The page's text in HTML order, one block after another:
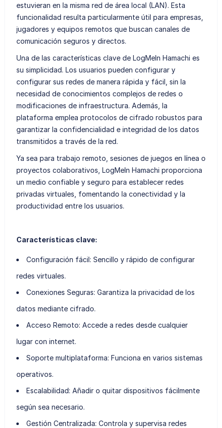
estuvieran en la misma red de área local (LAN). Esta
funcionalidad resulta particularmente útil para empresas,
jugadores y equipos remotos que buscan canales de
comunicación seguros y directos.
Una de las características clave de LogMeIn Hamachi es
su simplicidad. Los usuarios pueden configurar y
configurar sus redes de manera rápida y fácil, sin la
necesidad de conocimientos complejos de redes o
modificaciones de infraestructura. Además, la
plataforma emplea protocolos de cifrado robustos para
garantizar la confidencialidad e integridad de los datos
transmitidos a través de la red.
Ya sea para trabajo remoto, sesiones de juegos en línea o
proyectos colaborativos, LogMeIn Hamachi proporciona
un medio confiable y seguro para establecer redes
privadas virtuales, fomentando la conectividad y la
productividad entre los usuarios.
Características clave:
Configuración fácil: Sencillo y rápido de configurar
redes virtuales.
Conexiones Seguras: Garantiza la privacidad de los
datos mediante cifrado.
Acceso Remoto: Accede a redes desde cualquier
lugar con internet.
Soporte multiplataforma: Funciona en varios sistemas
operativos.
Escalabilidad: Añadir o quitar dispositivos fácilmente
según sea necesario.
Gestión Centralizada: Controla y supervisa redes